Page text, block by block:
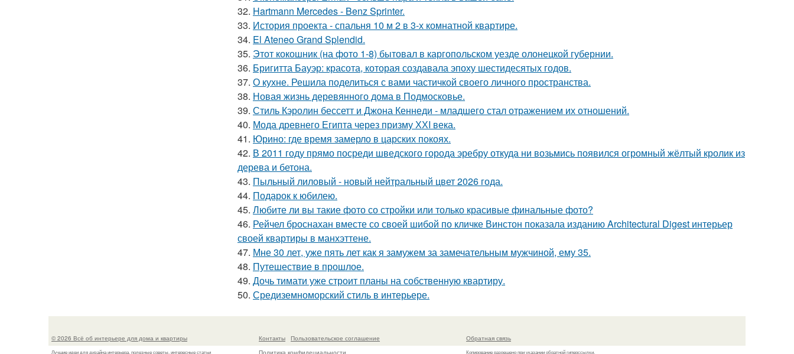
32. Hartmann Mercedes - Benz Sprinter.
33. История проекта - спальня 10 м 2 в 3-х комнатной квартире.
34. El Ateneo Grand Splendid.
35. Этот кокошник (на фото 1-8) бытовал в каргопольском уезде олонецкой губернии.
36. Бригитта Бауэр: красота, которая создавала эпоху шестидесятых годов.
37. О кухне. Решила поделиться с вами частичкой своего личного пространства.
38. Новая жизнь деревянного дома в Подмосковье.
39. Стиль Кэролин бессетт и Джона Кеннеди - младшего стал отражением их отношений.
40. Мода древнего Египта через призму ХХI века.
41. Юрино: где время замерло в царских покоях.
42. В 2011 году прямо посреди шведского города эребру откуда ни возьмись появился огромный жёлтый кролик из
дерева и бетона.
43. Пыльный лиловый - новый нейтральный цвет 2026 года.
44. Подарок к юбилею.
45. Любите ли вы такие фото со стройки или только красивые финальные фото?
46. Рейчел броснахан вместе со своей шибой по кличке Винстон показала изданию Architectural Digest интерьер
своей квартиры в манхэттене.
47. Мне 30 лет, уже пять лет как я замужем за замечательным мужчиной, ему 35.
48. Путешествие в прошлое.
49. Дочь тимати уже строит планы на собственную квартиру.
50. Средиземноморский стиль в интерьере.
© 2026 Всё об интерьере для дома и квартиры
Лучшие идеи для дизайна интерьера, полезные советы, интересные статьи
Контакты
Пользовательское соглашение
Политика конфидециальности
Обратная связь
Копирование разрешено при указании обратной гиперссылки.